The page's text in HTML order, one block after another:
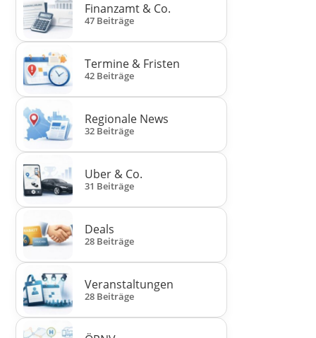
Finanzamt & Co.
47 Beiträge
Termine & Fristen
42 Beiträge
Regionale News
32 Beiträge
Uber & Co.
31 Beiträge
Deals
28 Beiträge
Veranstaltungen
28 Beiträge